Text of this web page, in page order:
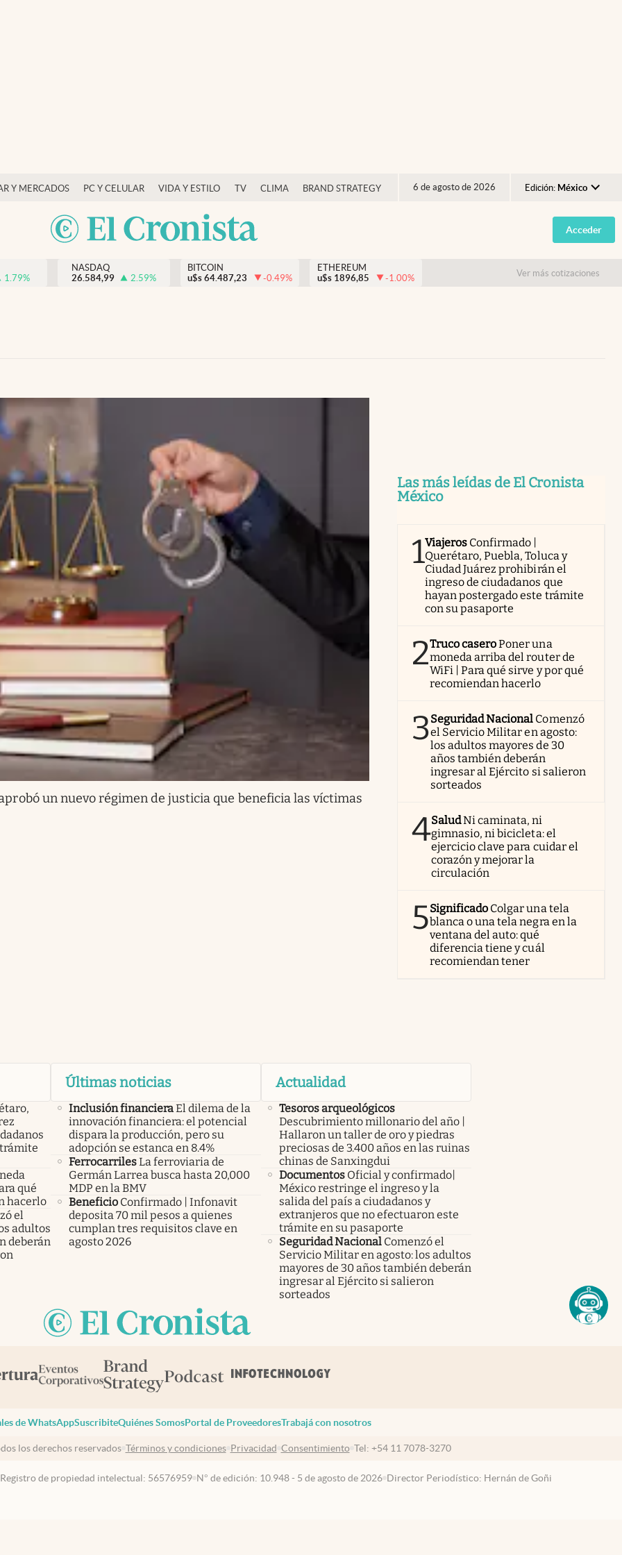
Y MERCADOS PC Y CELULAR VIDA Y ESTILO TV CLIMA BRAND STRATEGY 6 de agosto de 2026 Edición: México
Argentina
España
USA
Acceder
1.79%
NASDAQ
26.584,99
2.59%
BITCOIN
u$s 64.487,23 -0.49%
ETHEREUM
u$s 1896,85 -1.00% Ver más cotizaciones
un nuevo régimen de justicia que beneficia las víctimas
Las más leídas de El Cronista
México
1Viajeros Confirmado |
Querétaro, Puebla, Toluca y
Ciudad Juárez prohibirán el
ingreso de ciudadanos que
hayan postergado este trámite
con su pasaporte
2Truco caseroPoner una
moneda arriba del router de
WiFi | Para qué sirve y por qué
recomiendan hacerlo
3Seguridad Nacional Comenzó
el Servicio Militar en agosto:
los adultos mayores de 30
años también deberán
ingresar al Ejército si salieron
sorteados
4SaludNi caminata, ni
gimnasio, ni bicicleta: el
ejercicio clave para cuidar el
corazón y mejorar la
circulación
5Significado Colgar una tela
blanca o una tela negra en la
ventana del auto: qué
diferencia tiene y cuál
recomiendan tener
qué
hacerlo
el
adultos
deberán
Últimas noticias
Inclusión financieraEl dilema de la
innovación financiera: el potencial
dispara la producción, pero su
adopción se estanca en 8.4%
FerrocarrilesLa ferroviaria de
Germán Larrea busca hasta 20,000
MDP en la BMV
Beneficio Confirmado | Infonavit
deposita 70 mil pesos a quienes
cumplan tres requisitos clave en
agosto 2026
Actualidad
Tesoros arqueológicos
Descubrimiento millonario del año |
Hallaron un taller de oro y piedras
preciosas de 3.400 años en las ruinas
chinas de Sanxingdui
Documentos Oficial y confirmado|
México restringe el ingreso y la
salida del país a ciudadanos y
extranjeros que no efectuaron este
trámite en su pasaporte
Seguridad Nacional Comenzó el
Servicio Militar en agosto: los adultos
mayores de 30 años también deberán
ingresar al Ejército si salieron
sorteados
de WhatsAppSuscribiteQuiénes SomosPortal de ProveedoresTrabajá con nosotros
los derechos reservados Términos y condiciones Privacidad Consentimiento Tel: +54 11 7078-3270
de propiedad intelectual: 56576959 N° de edición: 10.948 - 5 de agosto de 2026 Director Periodístico: Hernán de Goñi